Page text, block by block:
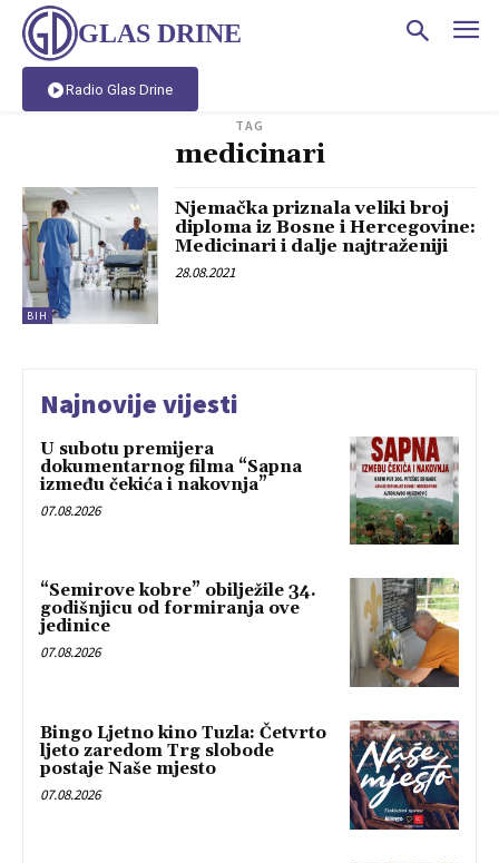
GLAS DRINE
Radio Glas Drine
TAG
medicinari
BIH
Njemačka priznala veliki broj
diploma iz Bosne i Hercegovine:
Medicinari i dalje najtraženiji
28.08.2021
Najnovije vijesti
U subotu premijera
dokumentarnog filma “Sapna
između čekića i nakovnja”
07.08.2026
“Semirove kobre” obilježile 34.
godišnjicu od formiranja ove
jedinice
07.08.2026
Bingo Ljetno kino Tuzla: Četvrto
ljeto zaredom Trg slobode
postaje Naše mjesto
07.08.2026